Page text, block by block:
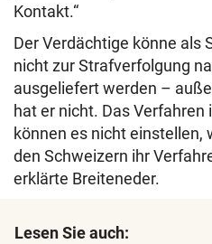
Kontakt.“
Der Verdächtige könne als
nicht zur Strafverfolgung
ausgeliefert werden –
hat er nicht. Das Verfahren
können es nicht einstellen,
den Schweizern ihr
erklärte Breiteneder.
Lesen Sie auch: